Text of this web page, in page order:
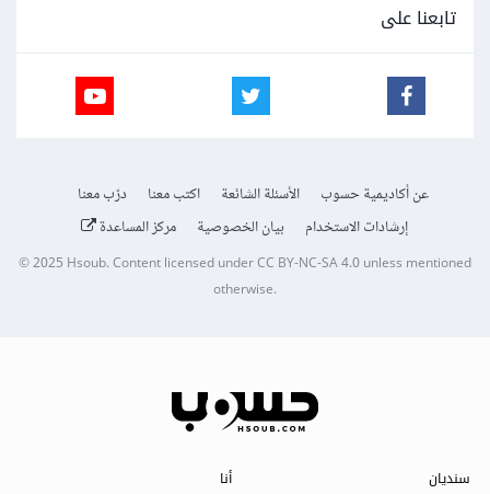
تابعنا على
عن أكاديمية حسوب الأسئلة الشائعة اكتب معنا
درّب معنا
إرشادات الاستخدام
بيان الخصوصية مركز المساعدة
© 2025Hsoub.Content licensed underCC BY-NC-SA 4.0unless mentioned
otherwise.